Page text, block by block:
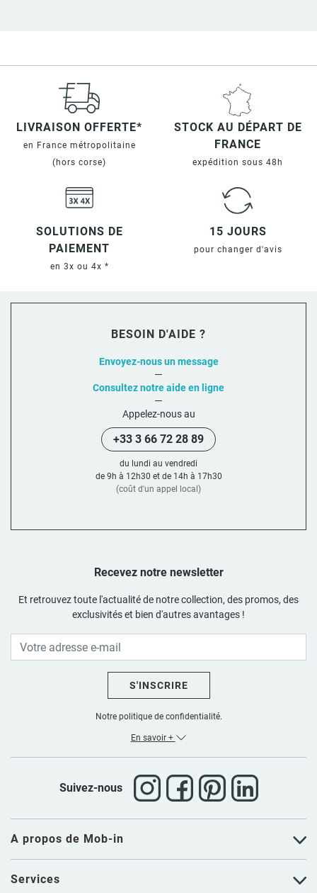
LIVRAISON OFFERTE*
en France métropolitaine
(hors corse)
STOCK AU DÉPART DE
FRANCE
expédition sous 48h
SOLUTIONS DE
PAIEMENT
en 3x ou 4x *
15 JOURS
pour changer d'avis
A propos de Mob-in
Services
Recevez notre newsletter
Et retrouvez toute l'actualité de notre collection, des promos, des
exclusivités et bien d'autres avantages !
S'INSCRIRE
Notre politique de confidentialité.
En savoir +
Suivez-nous
BESOIN D'AIDE ?
Envoyez-nous un message
Consultez notre aide en ligne
Appelez-nous au
+33 3 66 72 28 89
du lundi au vendredi
de 9h à 12h30 et de 14h à 17h30
(coût d'un appel local)